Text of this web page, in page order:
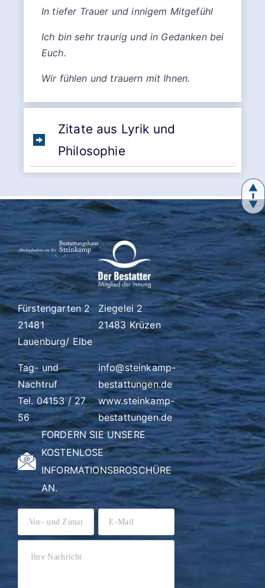
In tiefer Trauer und innigem Mitgefühl
Ich bin sehr traurig und in Gedanken bei
Euch.
Wir fühlen und trauern mit Ihnen.
Zitate aus Lyrik und
Philosophie
Fürstengarten 2
21481
Lauenburg/ Elbe
Ziegelei 2
21483 Krüzen
Tag- und
Nachtruf
Tel. 04153 / 27
56
info@steinkamp-
bestattungen.de
www.steinkamp-
bestattungen.de
FORDERN SIE UNSERE
KOSTENLOSE
INFORMATIONSBROSCHÜRE
AN.